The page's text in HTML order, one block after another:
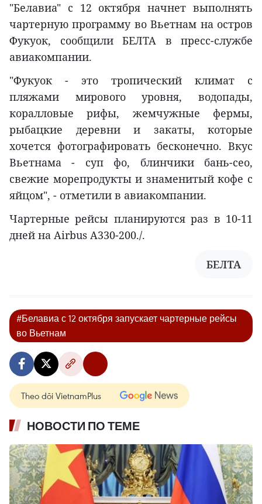
"Белавиа" с 12 октября начнет выполнять
чартерную программу во Вьетнам на остров
Фукуок, сообщили БЕЛТА в пресс-службе
авиакомпании.
"Фукуок - это тропический климат с
пляжами мирового уровня, водопады,
коралловые рифы, жемчужные фермы,
рыбацкие деревни и закаты, которые
хочется фотографировать бесконечно. Вкус
Вьетнама - суп фо, блинчики бань-сео,
свежие морепродукты и знаменитый кофе с
яйцом", - отметили в авиакомпании.
Чартерные рейсы планируются раз в 10-11
дней на Airbus A330-200./.
БЕЛТА
#Белавиа с 12 октября запускает чартерные рейсы
во Вьетнам
Theo dõi VietnamPlus
НОВОСТИ ПО ТЕМЕ